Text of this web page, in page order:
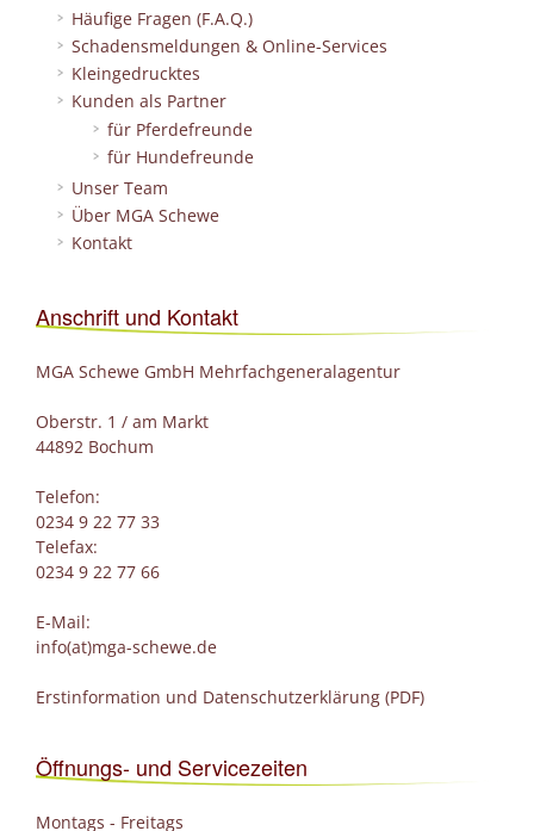
Häufige Fragen (F.A.Q.)
Schadensmeldungen & Online-Services
Kleingedrucktes
Kunden als Partner
für Pferdefreunde
für Hundefreunde
Unser Team
Über MGA Schewe
Kontakt
Anschrift und Kontakt
MGA Schewe GmbH Mehrfachgeneralagentur
Oberstr. 1 / am Markt
44892 Bochum
Telefon:
0234 9 22 77 33
Telefax:
0234 9 22 77 66
E-Mail:
info(at)mga-schewe.de
Erstinformation und Datenschutzerklärung (PDF)
Öffnungs- und Servicezeiten
Montags - Freitags